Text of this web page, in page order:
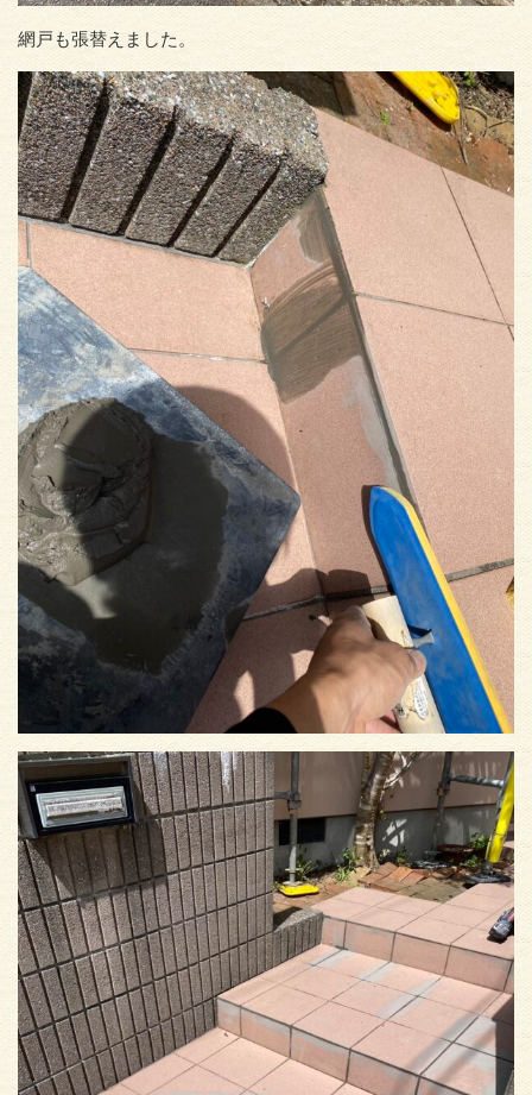
網戸も張替えました。